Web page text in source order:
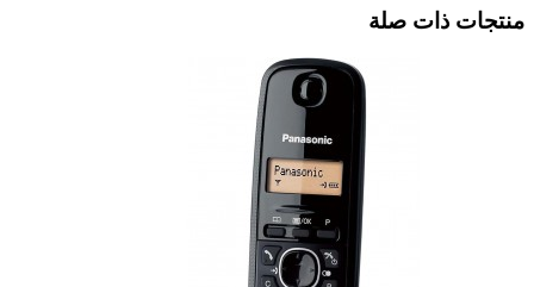
منتجات ذات صلة